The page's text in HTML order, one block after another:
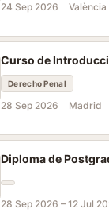
24 Sep 2026 València
Curso de
Derecho Penal
28 Sep 2026 Madrid
Diploma de
28 Sep 2026 – 12 Jul